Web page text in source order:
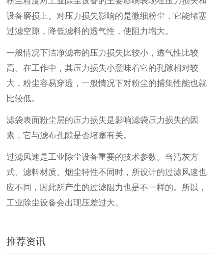
设备磨损上。对压力损失影响的是微细粉尘，它能堵塞
过滤空隙，降低滤料的透气性，使阻力增大。
一般情况下洁净滤布的压力损失比较小，透气性比较
高。在工作中，其压力损失小意味着它的孔隙相对较
大，粉尘容易穿透，一般情况下对粉尘的捕集性能也就
比较低。
滤袋表面粉尘层的压力损失是影响滤袋压力损失的因
素，它与滤布孔隙是否堵塞有关。
过滤风速是工业除尘设备重要的技术参数。当清灰方
式、滤料材质、烟尘特性不同时，所设计的过滤风速也
应不同，因此所产生的过滤阻力也是不一样的。所以，
工业除尘设备会出现压差过大。
推荐资讯